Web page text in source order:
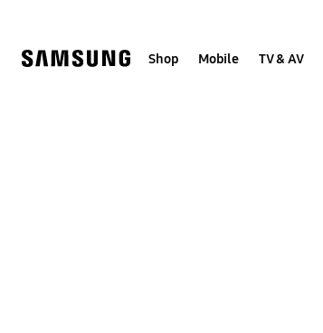
help
Shop Mobile TV & AV